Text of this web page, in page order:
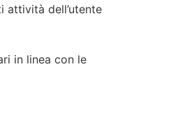
dell’utente
in linea con le